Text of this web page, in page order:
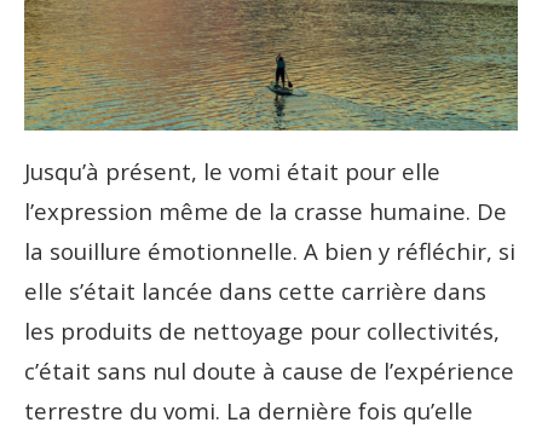
Jusqu’à présent, le vomi était pour elle
l’expression même de la crasse humaine. De
la souillure émotionnelle. A bien y réfléchir, si
elle s’était lancée dans cette carrière dans
les produits de nettoyage pour collectivités,
c’était sans nul doute à cause de l’expérience
terrestre du vomi. La dernière fois qu’elle